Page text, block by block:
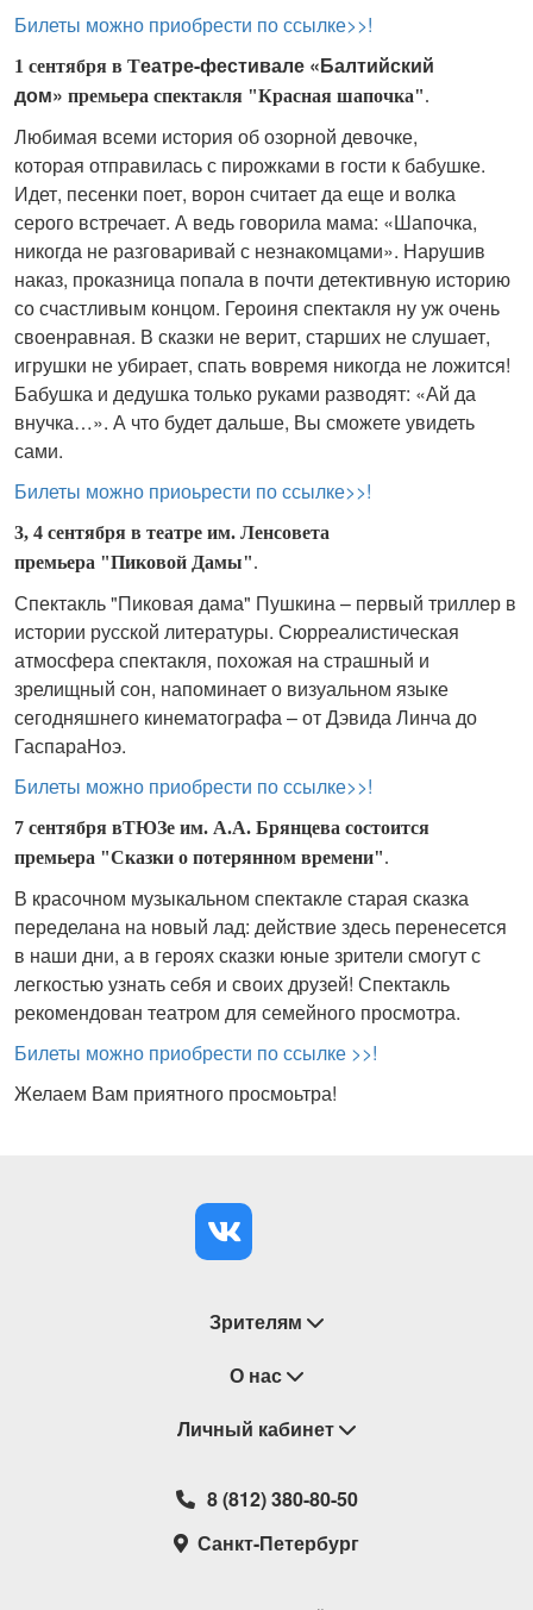
Билеты можно приобрести по ссылке>>!
1 сентября в Театре-фестивале «Балтийский
дом» премьера спектакля "Красная шапочка".
Любимая всеми история об озорной девочке,
которая отправилась с пирожками в гости к бабушке.
Идет, песенки поет, ворон считает да еще и волка
серого встречает. А ведь говорила мама: «Шапочка,
никогда не разговаривай с незнакомцами». Нарушив
наказ, проказница попала в почти детективную историю
со счастливым концом. Героиня спектакля ну уж очень
своенравная. В сказки не верит, старших не слушает,
игрушки не убирает, спать вовремя никогда не ложится!
Бабушка и дедушка только руками разводят: «Ай да
внучка…». А что будет дальше, Вы сможете увидеть
сами.
Билеты можно приоьрести по ссылке>>!
3, 4 сентября в театре им. Ленсовета
премьера "Пиковой Дамы".
Спектакль "Пиковая дама" Пушкина – первый триллер в
истории русской литературы. Сюрреалистическая
атмосфера спектакля, похожая на страшный и
зрелищный сон, напоминает о визуальном языке
сегодняшнего кинематографа – от Дэвида Линча до
ГаспараНоэ.
Билеты можно приобрести по ссылке>>!
7 сентября вТЮЗе им. А.А. Брянцева состоится
премьера "Сказки о потерянном времени".
В красочном музыкальном спектакле старая сказка
переделана на новый лад: действие здесь перенесется
в наши дни, а в героях сказки юные зрители смогут с
легкостью узнать себя и своих друзей! Спектакль
рекомендован театром для семейного просмотра.
Билеты можно приобрести по ссылке >>!
Желаем Вам приятного просмоьтра!
Зрителям
Восстановление билетов
Замена / Отмена / Перенос мероприятий
Возврат билетов
Новости
О нас
О компании
Театральные кассы
Наши партнеры
Личный кабинет
8 (812) 380-80-50
Санкт-Петербург